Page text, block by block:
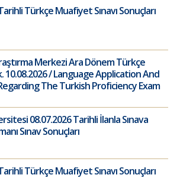
Türkçe Muafiyet Sınavı Sonuçları
Merkezi Ara Dönem Türkçe
10.08.2026 / Language Application And
The Turkish Proficiency Exam
08.07.2026 Tarihli İlanla Sınava
Sınav Sonuçları
Türkçe Muafiyet Sınavı Sonuçları